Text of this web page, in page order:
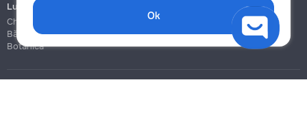
Ok
Lucrări de construcție și instalare
Chișinău
Bălți
Botanica